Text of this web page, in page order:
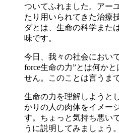
ついてふれました。アー
たり用いられてきた治療
ダとは、生命の科学また
味です。
今日、我々の社会におい
force生命の力”とは何か
せん。このことは言うま
生命の力を理解しようと
かりの人の肉体をイメー
す。ちょっと気持ち悪い
うに説明してみましょう